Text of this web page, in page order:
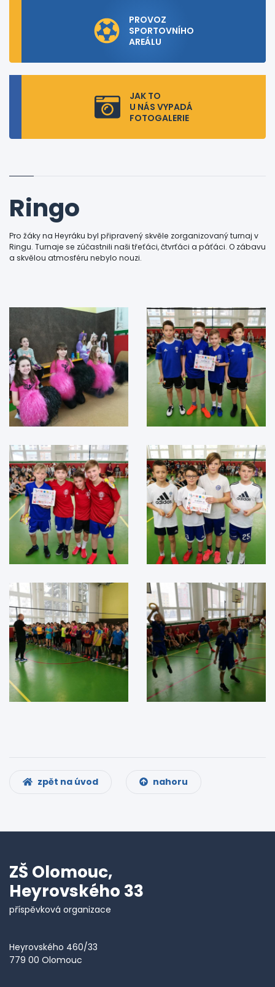
PROVOZ
SPORTOVNÍHO
AREÁLU
JAK TO
U NÁS VYPADÁ
FOTOGALERIE
Ringo
Pro žáky na Heyráku byl připravený skvěle zorganizovaný turnaj v
Ringu. Turnaje se zúčastnili naši třeťáci, čtvrťáci a páťáci. O zábavu
a skvělou atmosféru nebylo nouzi.
zpět na úvod nahoru
ZŠ Olomouc,
Heyrovského 33
příspěvková organizace
Heyrovského 460/33
779 00 Olomouc